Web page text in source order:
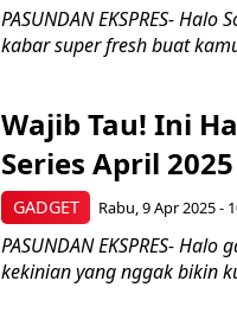
PASUNDAN EKSPRES-
kabar super fresh buat
GADGET
Wajib Tau! Ini
Series April 2025
Rabu, 9 Apr 2025 -
PASUNDAN EKSPRES-
kekinian yang nggak bikin